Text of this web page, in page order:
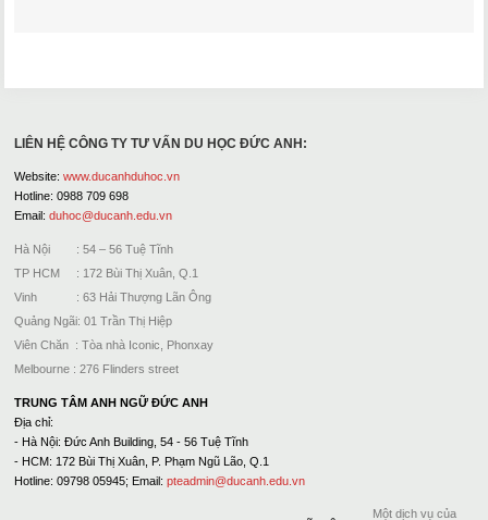
LIÊN HỆ CÔNG TY TƯ VẤN DU HỌC ĐỨC ANH:
Website: www.ducanhduhoc.vn
Hotline: 0988 709 698
Email: duhoc@ducanh.edu.vn
Hà Nội : 54 – 56 Tuệ Tĩnh
TP HCM : 172 Bùi Thị Xuân, Q.1
Vinh : 63 Hải Thượng Lãn Ông
Quảng Ngãi: 01 Trần Thị Hiệp
Viên Chăn : Tòa nhà Iconic, Phonxay
Melbourne : 276 Flinders street
TRUNG TÂM ANH NGỮ ĐỨC ANH
Địa chỉ:
- Hà Nội: Đức Anh Building, 54 - 56 Tuệ Tĩnh
- HCM: 172 Bùi Thị Xuân, P. Phạm Ngũ Lão, Q.1
Hotline: 09798 05945; Email: pteadmin@ducanh.edu.vn
Một dịch vụ của